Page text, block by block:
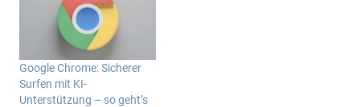
Google Chrome: Sicherer
Surfen mit KI-
Unterstützung – so geht’s